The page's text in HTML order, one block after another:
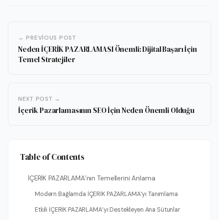
← PREVIOUS POST
Neden İÇERİK PAZARLAMASI Önemli: Dijital Başarı İçin
Temel Stratejiler
NEXT POST →
İçerik Pazarlamasının SEO İçin Neden Önemli Olduğu
Table of Contents
İÇERİK PAZARLAMA’nın Temellerini Anlama
Modern Bağlamda İÇERİK PAZARLAMA’yı Tanımlama
Etkili İÇERİK PAZARLAMA’yı Destekleyen Ana Sütunlar